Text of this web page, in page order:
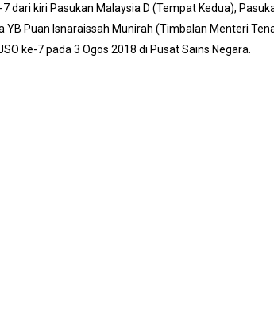
dari kiri Pasukan Malaysia D (Tempat Kedua),
Puan Isnaraissah Munirah (Timbalan Menteri
ke-7 pada 3 Ogos 2018 di Pusat Sains Negara.